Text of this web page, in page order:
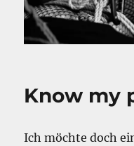
Know my
Ich möchte doch